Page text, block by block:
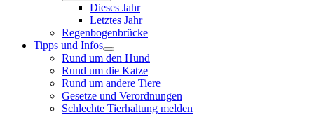
Dieses Jahr
Letztes Jahr
Regenbogenbrücke
Tipps und Infos
Rund um den Hund
Rund um die Katze
Rund um andere Tiere
Gesetze und Verordnungen
Schlechte Tierhaltung melden